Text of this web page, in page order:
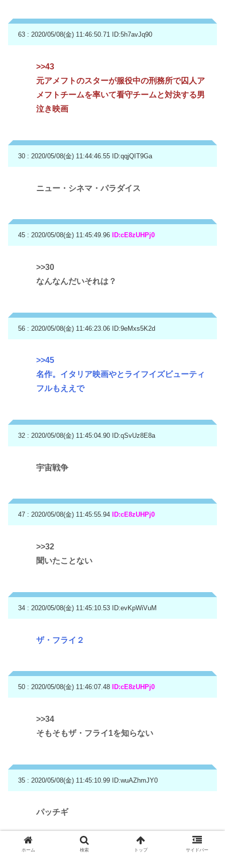
63 : 2020/05/08(金) 11:46:50.71 ID:5h7avJq90
>>43
元アメフトのスターが服役中の刑務所で囚人ア
メフトチームを率いて看守チームと対決する男
泣き映画
30 : 2020/05/08(金) 11:44:46.55 ID:qqjQIT9Ga
ニュー・シネマ・パラダイス
45 : 2020/05/08(金) 11:45:49.96 ID:cE8zUHPj0
>>30
なんなんだいそれは？
56 : 2020/05/08(金) 11:46:23.06 ID:9eMxs5K2d
>>45
名作。イタリア映画やとライフイズビューティ
フルもええで
32 : 2020/05/08(金) 11:45:04.90 ID:qSvUz8E8a
宇宙戦争
47 : 2020/05/08(金) 11:45:55.94 ID:cE8zUHPj0
>>32
聞いたことない
34 : 2020/05/08(金) 11:45:10.53 ID:evKpWiVuM
ザ・フライ２
50 : 2020/05/08(金) 11:46:07.48 ID:cE8zUHPj0
>>34
そもそもザ・フライ1を知らない
35 : 2020/05/08(金) 11:45:10.99 ID:wuAZhmJY0
パッチギ
ホーム 検索 トップ サイドバー